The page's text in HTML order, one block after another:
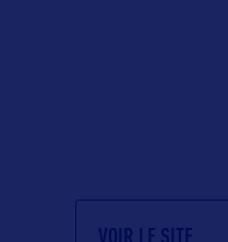
VOIR LE SITE